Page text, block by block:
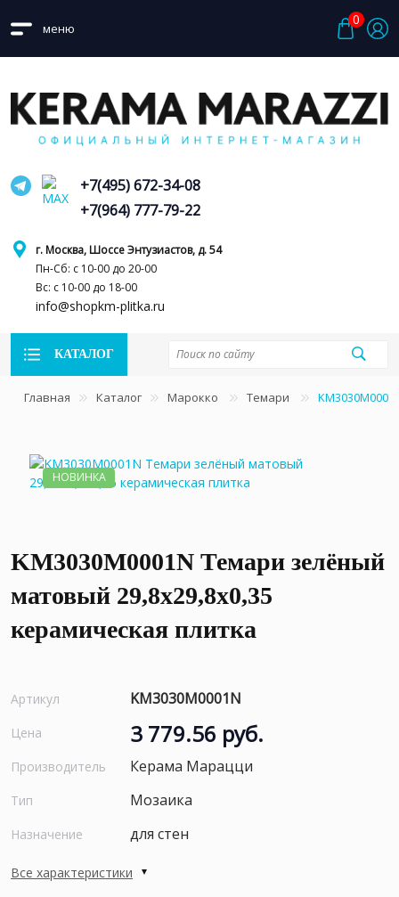
меню
0
г. Москва, Шоссе Энтузиастов, д. 54
Пн-Сб: с 10-00 до 20-00
Вс: с 10-00 до 18-00
info@shopkm-plitka.ru
+7(495) 672-34-08
+7(964) 777-79-22
КАТАЛОГ
Главная Каталог Марокко Темари
НОВИНКА
KM3030M0001N Темари зелёный
матовый 29,8x29,8x0,35
керамическая плитка
Артикул KM3030M0001N
Цена 3 779.56 руб.
Производитель Керама Марацци
Тип Мозаика
Назначение для стен
Все характеристики